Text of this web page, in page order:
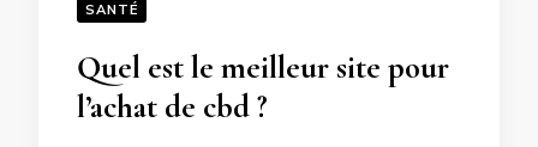
SANTÉ
Quel est le meilleur site pour
l’achat de cbd ?